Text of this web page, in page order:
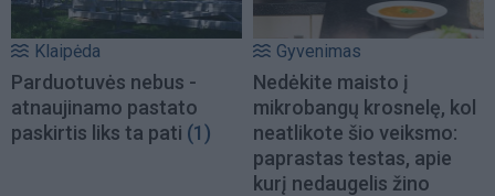
Klaipėda
Parduotuvės nebus -
atnaujinamo pastato
paskirtis liks ta pati (1)
Gyvenimas
Nedėkite maisto į
mikrobangų krosnelę, kol
neatlikote šio veiksmo:
paprastas testas, apie
kurį nedaugelis žino